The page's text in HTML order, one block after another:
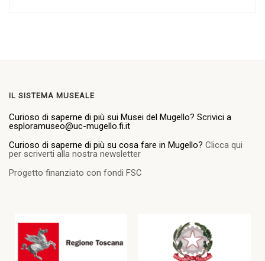
IL SISTEMA MUSEALE
Curioso di saperne di più sui Musei del Mugello? Scrivici a
esploramuseo@uc-mugello.fi.it
Curioso di saperne di più su cosa fare in Mugello? Clicca qui
per scriverti alla nostra newsletter
Progetto finanziato con fondi FSC